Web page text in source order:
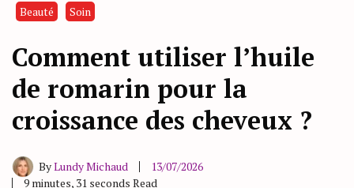
Beauté Soin
Comment utiliser l’huile
de romarin pour la
croissance des cheveux ?
ByLundy Michaud
13/07/2026
9 minutes, 31 seconds Read